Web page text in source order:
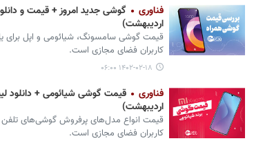
فناوری
اردیبهشت)
قیمت گوشی‌ سامسونگ، شیائومی و اپل برای
کاربران فضای مجازی است.
۱۴۰۲-۰۲-۱۸ ۰۶:۰۰
فناوری
اردیبهشت)
قیمت انواع مدل‌های پرفروش گوشی‌های تلفن
کاربران فضای مجازی است.